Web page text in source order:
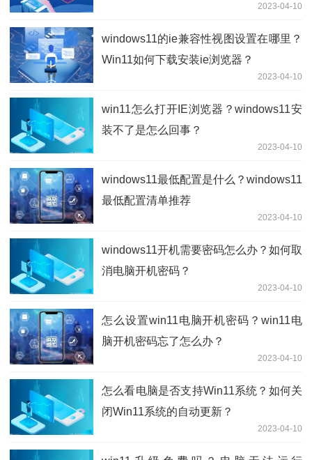
2023-04-10
windows11的ie兼容性视图设置在哪里？
Win11如何下载安装ie浏览器？
2023-04-10
win11怎么打开IE浏览器？windows11安
装不了是怎么回事？
2023-04-10
windows11最低配置是什么？windows11
最低配置清单推荐
2023-04-10
windows11开机需要密码怎么办？如何取
消电脑开机密码？
2023-04-10
怎么设置win11电脑开机密码？win11电
脑开机密码忘了怎么办？
2023-04-10
怎么看电脑是否支持Win11系统？如何关
闭Win11系统的自动更新？
2023-04-10